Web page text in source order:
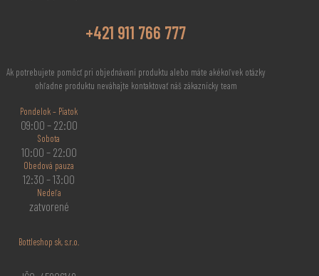
+421 911 766 777
Ak potrebujete pomôcť pri objednávaní produktu alebo máte akékoľvek otázky
ohľadne produktu neváhajte kontaktovať náš zákaznícky team
Pondelok – Piatok
09:00 – 22:00
Sobota
10:00 – 22:00
Obedová pauza
12:30 – 13:00
Nedeľa
zatvorené
Bottleshop sk, s.r.o.